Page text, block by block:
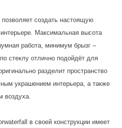
создать настоящую
Максимальная высота
работа, минимум брызг –
стеклу отлично подойдёт для
разделит пространство
украшением интерьера, а также
воздуха.
в своей конструкции имеет